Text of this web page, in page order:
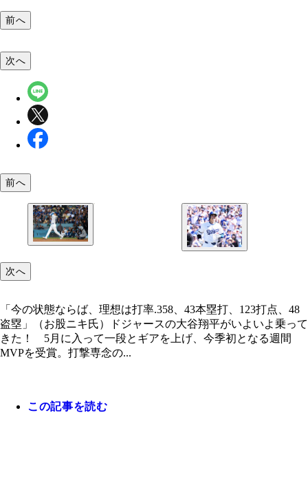
前へ
次へ
前へ
次へ
「今の状態ならば、理想は打率.358、43本塁打、123打点、48
盗塁」（お股ニキ氏）ドジャースの大谷翔平がいよいよ乗って
きた！ 5月に入って一段とギアを上げ、今季初となる週間
MVPを受賞。打撃専念の...
この記事を読む